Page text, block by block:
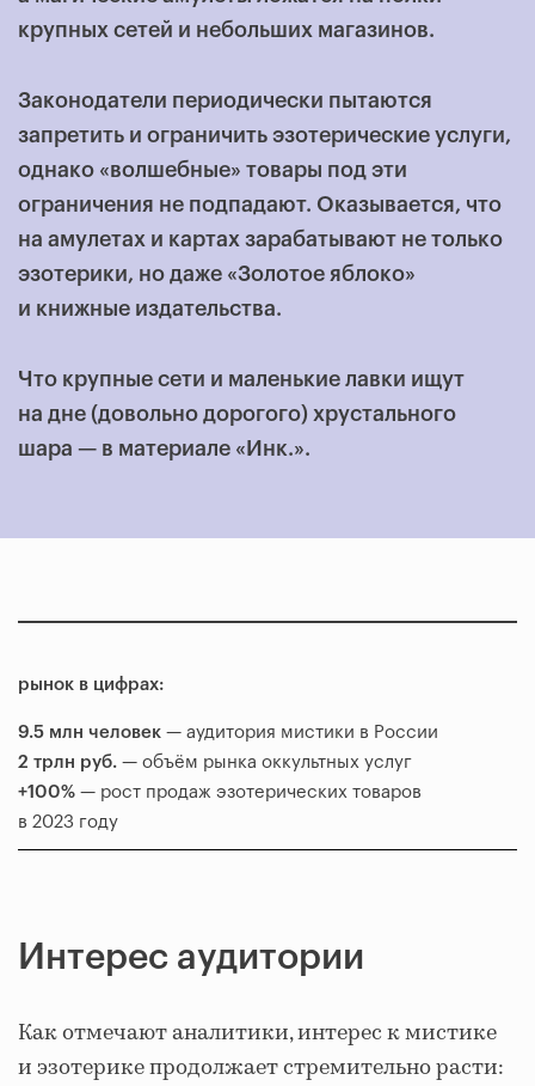
крупных сетей и небольших магазинов.
Законодатели периодически пытаются
запретить и ограничить эзотерические услуги,
однако «волшебные» товары под эти
ограничения не подпадают. Оказывается, что
на амулетах и картах зарабатывают не только
эзотерики, но даже «Золотое яблоко»
и книжные издательства.
Что крупные сети и маленькие лавки ищут
на дне (довольно дорогого) хрустального
шара — в материале «Инк.».
рынок в цифрах:
9.5 млн человек — аудитория мистики в России
2 трлн руб. — объём рынка оккультных услуг
+100% — рост продаж эзотерических товаров
в 2023 году
Интерес аудитории
Как отмечают аналитики, интерес к мистике
и эзотерике продолжает стремительно расти: